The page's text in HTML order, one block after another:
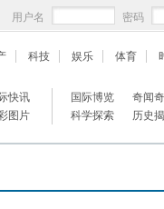
用户名 密码
科技 娱乐 体育
快讯
图片
国际博览
奇闻
科学探索
历史